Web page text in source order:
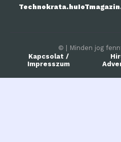
Technokrata.hu
© | Minden jog
Kapcsolat /
Impresszum